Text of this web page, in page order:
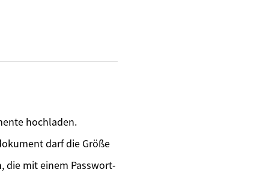
hochladen.
darf die Größe
die mit einem Passwort-